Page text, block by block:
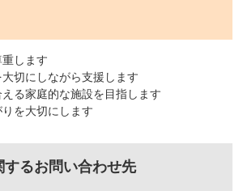
します
切にしながら支援します
る家庭的な施設を目指します
を大切にします
するお問い合わせ先